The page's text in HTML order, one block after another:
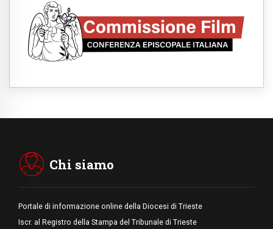
stranieri
05.08.2026
Pizzaballa ad Assisi: i cristiani stanchi del
tira e molla delle trattative, vogliono pace
per affrontare le "sfide urgenti" di oggi
social non saziano, vogliamo cose grandi"
Chi siamo
Portale di informazione online della Diocesi di Trieste
Iscr. al Registro della Stampa del Tribunale di Trieste